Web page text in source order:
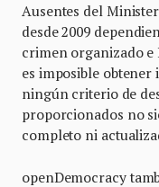
Ausentes del
desde 2009
crimen organizado
es imposible
ningún criterio de
proporcionados no
completo ni
openDemocracy